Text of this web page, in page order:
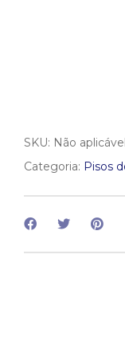
SKU: Não aplicável
Categoria: Pisos